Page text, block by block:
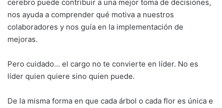
cerebro puede contribuir a una mejor toma de decisiones,
nos ayuda a comprender qué motiva a nuestros
colaboradores y nos guía en la implementación de
mejoras.
Pero cuidado… el cargo no te convierte en líder. No es
líder quien quiere sino quien puede.
De la misma forma en que cada árbol o cada flor es única e